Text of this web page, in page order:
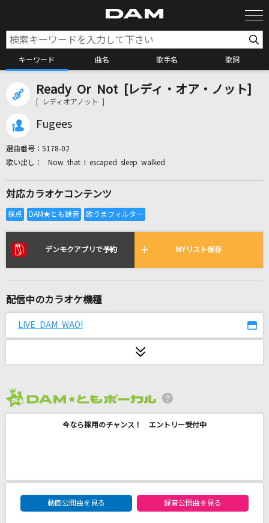
キーワード 曲名 歌手名 歌詞
カラオケ検索
全国りれき
リアルタイムで歌われている曲の一覧
臍淑女-ヴィーナス-
BOW AND ARROW(ビデオクリップバージョン)
[生音]君が好き
Ready Or Not [レディ・オア・ノット]
[ レディオアノット ]
Fugees
選曲番号： 5178-02
Now that I escaped sleep walked
対応カラオケコンテンツ
デンモクアプリで予約 MYリスト保存
配信中のカラオケ機種
LIVE DAM WAO!
今なら採用のチャンス！ エントリー受付中
DAM★ともボーカルエントリーランキング
動画公開曲を見る
録音公開曲を見る